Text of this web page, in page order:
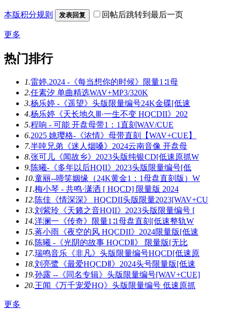
本版积分规则 发表回复 回帖后跳转到最后一页
更多
热门排行
1.雷婷.2024 -《每当想你的时候》限量1∶1母
2.任素汐 单曲精选WAV+MP3/320K
3.杨乐婷 -《遥望》头版限量编号24K金碟[低速
4.杨乐婷《天长地久Ⅲ·一生不变 HQCDII》202
5.程响 - 可能 开盘母带1：1直刻WAV/CUE
6.2025 姚璎格-《浓情》母带直刻【WAV+CUE】
7.半吨兄弟《迷人烟嗓》2024云南音像 开盘母
8.张可儿《闻故乡》2023头版纯银CD[低速原抓W
9.陈曦-《多年以后HQII》2023头版限量编号[低
10.童丽--啼笑姻缘（24K黄金1：1母盘直刻版）W
11.梅小琴 - 共鸣·潇洒 [ HQCD] 限量版 2024
12.陈佳《情深深》 HQCDII头版限量2023[WAV+CU
13.刘紫玲《天籁之音HQII》2023头版限量编号 [
14.洋澜一《传奇》限量1∶1母盘直刻[低速整轨W
15.蒋小雨《夜空的风 HQCDII》2024限量版[低速
16.陈曦 -《光阴的故事 HQCDⅡ》 限量版[无比
17.瑞鸣音乐《非凡》头版限量编号HQCD[低速原
18.刘亮鹭《最爱HQCDⅡ》2024头号限量版[低速
19.孙露 --《同名专辑》头版限量编号[WAV+CUE]
20.王闻《万千宠爱HQ》头版限量编号 低速原抓
更多